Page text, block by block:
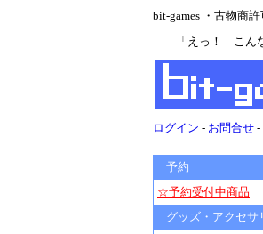
bit-games ・古物商
「えっ！ こんな
ログイン - お問合せ -
予約
☆予約受付中商品
グッズ・アクセサ